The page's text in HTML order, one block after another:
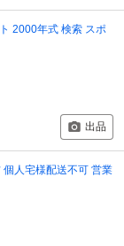
2000年式 検索 スポ
出品
人宅様配送不可 営業